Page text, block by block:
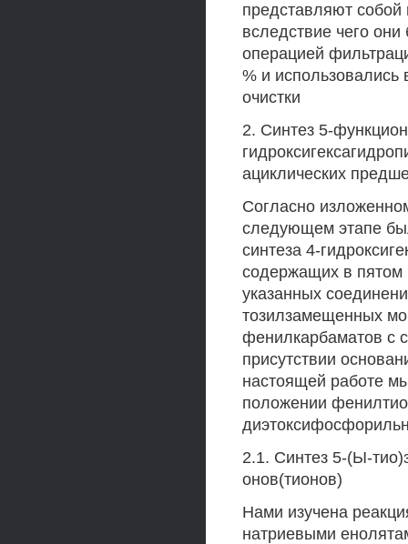
представляют
вследствие чего
операцией
% и использовались
очистки
2. Синтез 5-
ациклических
Согласно
следующем этапе
синтеза 4-
содержащих в
указанных
тозилзамещенных
фенилкарбаматов с
присутствии
настоящей работе
положении
2.1. Синтез 5-(Ы-
онов(тионов)
Нами изучена
натриевыми